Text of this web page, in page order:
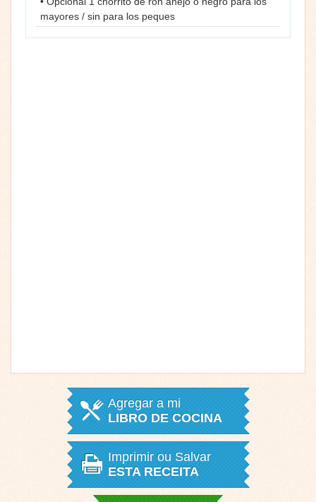
mayores / sin para los peques
Agregar a mi
LIBRO DE COCINA
Imprimir ou Salvar
ESTA RECEITA